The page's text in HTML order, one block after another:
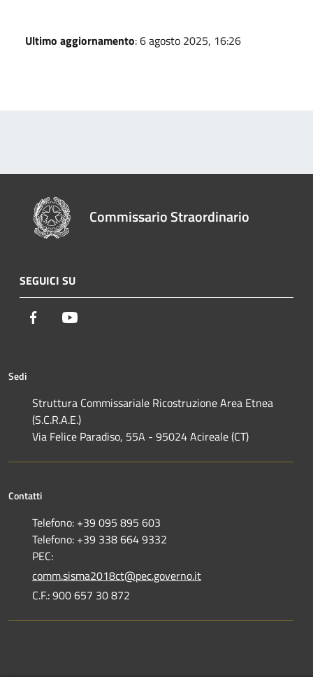
Ultimo aggiornamento: 6 agosto 2025, 16:26
Commissario Straordinario
SEGUICI SU
Facebook
Sedi
Struttura Commissariale Ricostruzione Area Etnea
(S.C.R.A.E.)
Via Felice Paradiso, 55A - 95024 Acireale (CT)
Contatti
Telefono: +39 095 895 603
Telefono: +39 338 664 9332
PEC:
comm.sisma2018ct@pec.governo.it
C.F.: 900 657 30 872